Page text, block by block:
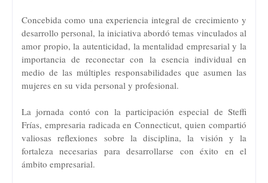
Concebida como una experiencia integral de crecimiento y
desarrollo personal, la iniciativa abordó temas vinculados al
amor propio, la autenticidad, la mentalidad empresarial y la
importancia de reconectar con la esencia individual en
medio de las múltiples responsabilidades que asumen las
mujeres en su vida personal y profesional.
La jornada contó con la participación especial de Steffi
Frías, empresaria radicada en Connecticut, quien compartió
valiosas reflexiones sobre la disciplina, la visión y la
fortaleza necesarias para desarrollarse con éxito en el
ámbito empresarial.